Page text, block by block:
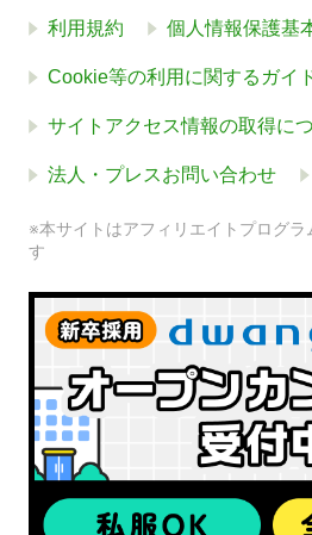
利用規約 個人情報保護基
Cookie等の利用に関するガイ
サイトアクセス情報の取得に
法人・プレスお問い合わせ
※本サイトはアフィリエイトプログラ
す